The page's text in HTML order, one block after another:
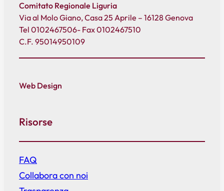
Comitato Regionale Liguria
Via al Molo Giano, Casa 25 Aprile – 16128 Genova
Tel 0102467506- Fax 0102467510
C.F. 95014950109
Web Design
Risorse
FAQ
Collabora con noi